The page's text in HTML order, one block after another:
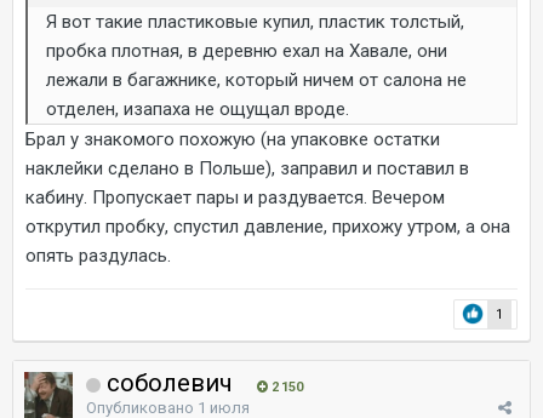
Я вот такие пластиковые купил, пластик толстый,
пробка плотная, в деревню ехал на Хавале, они
лежали в багажнике, который ничем от салона не
отделен, изапаха не ощущал вроде.
Брал у знакомого похожую (на упаковке остатки
наклейки сделано в Польше), заправил и поставил в
кабину. Пропускает пары и раздувается. Вечером
открутил пробку, спустил давление, прихожу утром, а она
опять раздулась.
1
соболевич 2 150
Опубликовано 1 июля